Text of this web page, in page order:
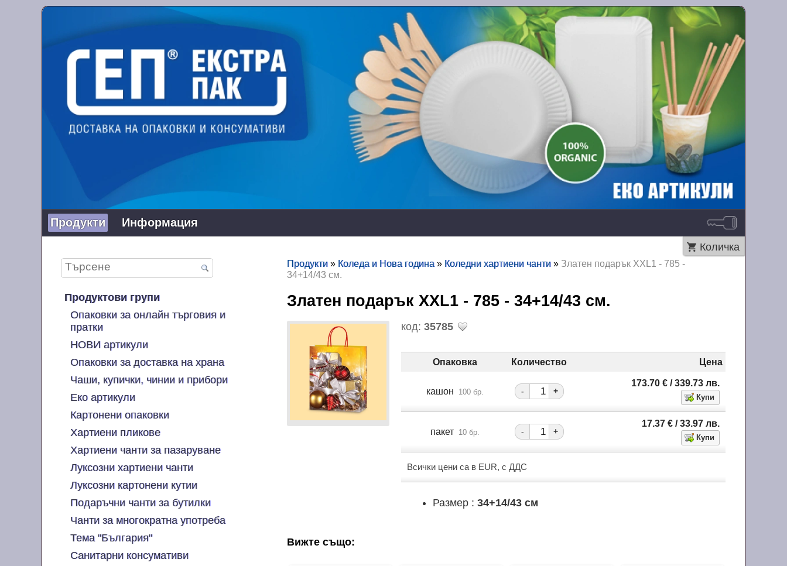
Продукти Информация
Количка
Продуктови групи
Опаковки за онлайн търговия и
пратки
НОВИ артикули
Опаковки за доставка на храна
Чаши, купички, чинии и прибори
Еко артикули
Картонени опаковки
Хартиени пликове
Хартиени чанти за пазаруване
Луксозни хартиени чанти
Луксозни картонени кутии
Подаръчни чанти за бутилки
Чанти за многократна употреба
Тема "България"
Санитарни консумативи
Продукти » Коледа и Нова година » Коледни хартиени чанти » Златен подарък XXL1 - 785 -
34+14/43 см.
Златен подарък XXL1 - 785 - 34+14/43 см.
код:35785
Опаковка Количество Цена
кашон 100 бр. - +
173.70€ / 339.73лв.
пакет 10 бр. - +
17.37€ / 33.97лв.
Всички цени са в EUR, с ДДС
Размер :34+14/43 см
Вижте също: